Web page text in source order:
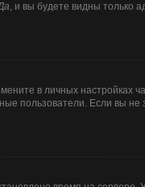
, и вы будете видны только
в личных настройках
пользователи. Если вы